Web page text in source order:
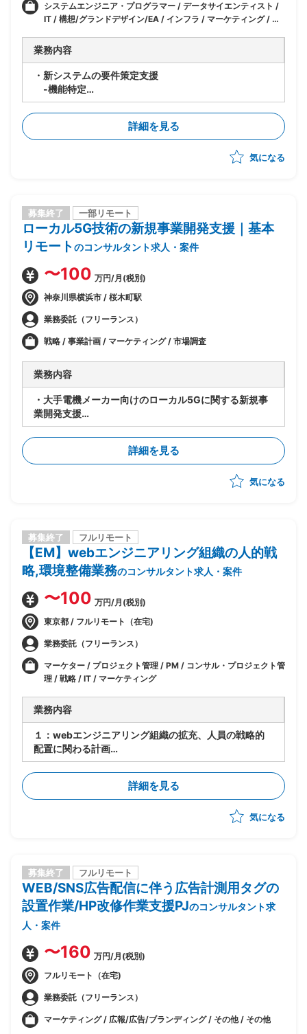
システムエンジニア・プログラマー / データサイエンティスト /
IT / 構想/グランドデザイン/EA / インフラ / マーケティング / デ
業務内容
・新システムの要件策定支援
-機能特定
-機能要件の策定
-日機能要件の策定
詳細を見る
気になる
募集終了 一部リモート
ローカル5G技術の新規事業開発支援｜基本
リモートのコンサルタント求人・案件
〜100 万円/月(税別)
神奈川県横浜市 / 桜木町駅
業務委託（フリーランス）
戦略 / 事業計画 / マーケティング / 市場調査
業務内容
・大手電機メーカー向けのローカル5Gに関する新規事
業開発支援
・新規サービスの市場調査/ニーズの調査
・新規事業の事業戦略等の立案
・ビジネスモデルの検討
・新規ビジネス全体の舵取り
詳細を見る
気になる
募集終了 フルリモート
【EM】webエンジニアリング組織の人的戦
略,環境整備業務のコンサルタント求人・案件
〜100 万円/月(税別)
東京都 / フルリモート（在宅)
業務委託（フリーランス）
マーケター / プロジェクト管理 / PM / コンサル・プロジェクト管
理 / 戦略 / IT / マーケティング
業務内容
１：webエンジニアリング組織の拡充、人員の戦略的
配置に関わる計画
２：IT専門職(社員/業務委託)の採用スキームの立ち上
げ
３：IT専門職の評価精度の確立
４：その他webエンジニアリング組織に関する環境整
詳細を見る
気になる
募集終了 フルリモート
WEB/SNS広告配信に伴う広告計測用タグの
設置作業/HP改修作業支援PJのコンサルタント求
人・案件
〜160 万円/月(税別)
フルリモート（在宅)
業務委託（フリーランス）
マーケティング / 広報/広告/ブランディング / その他 / その他